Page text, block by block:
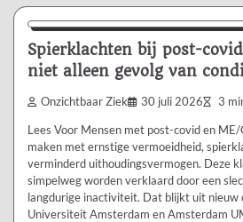
Nieuws/Informatie
Spierklachten bij post-
niet alleen gevolg van
Onzichtbaar Ziek 30 juli 2026 3
Lees Voor Mensen met post-covid en
maken met ernstige vermoeidheid,
verminderd uithoudingsvermogen. Deze
simpelweg worden verklaard door een
langdurige inactiviteit. Dat blijkt uit nieuw
Universiteit Amsterdam en Amsterdam